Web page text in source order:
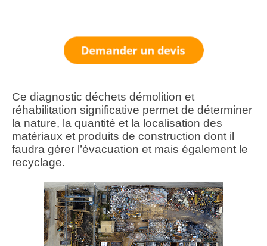
Ce diagnostic déchets démolition et
réhabilitation significative permet de déterminer
la nature, la quantité et la localisation des
matériaux et produits de construction dont il
faudra gérer l’évacuation et mais également le
recyclage.